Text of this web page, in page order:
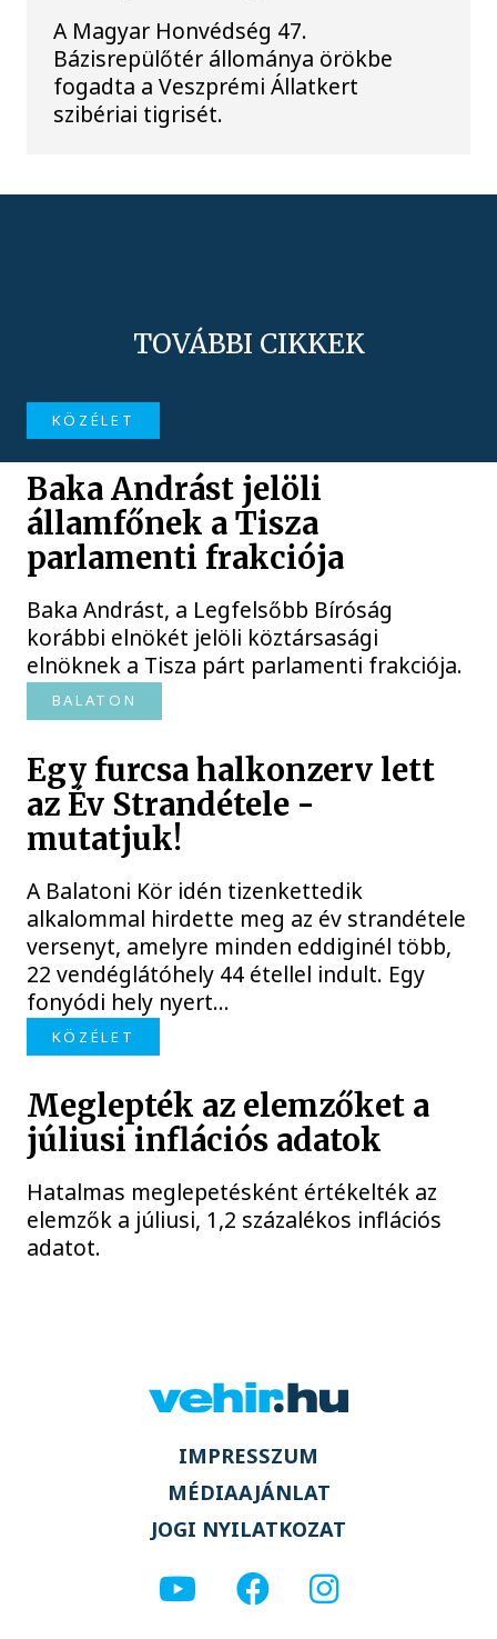
A Magyar Honvédség 47.
Bázisrepülőtér állománya örökbe
fogadta a Veszprémi Állatkert
szibériai tigrisét.
TOVÁBBI CIKKEK
KÖZÉLET
Baka Andrást jelöli
államfőnek a Tisza
parlamenti frakciója
Baka Andrást, a Legfelsőbb Bíróság
korábbi elnökét jelöli köztársasági
elnöknek a Tisza párt parlamenti frakciója.
BALATON
Egy furcsa halkonzerv lett
az Év Strandétele -
mutatjuk!
A Balatoni Kör idén tizenkettedik
alkalommal hirdette meg az év strandétele
versenyt, amelyre minden eddiginél több,
22 vendéglátóhely 44 étellel indult. Egy
fonyódi hely nyert...
KÖZÉLET
Meglepték az elemzőket a
júliusi inflációs adatok
Hatalmas meglepetésként értékelték az
elemzők a júliusi, 1,2 százalékos inflációs
adatot.
IMPRESSZUM
MÉDIAAJÁNLAT
JOGI NYILATKOZAT